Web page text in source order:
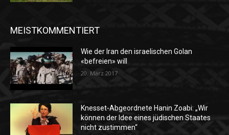
MEISTKOMMENTIERT
Wie der Iran den israelischen Golan
«befreien» will
20. März 2017
Knesset-Abgeordnete Hanin Zoabi: „Wir
können der Idee eines jüdischen Staates
nicht zustimmen“